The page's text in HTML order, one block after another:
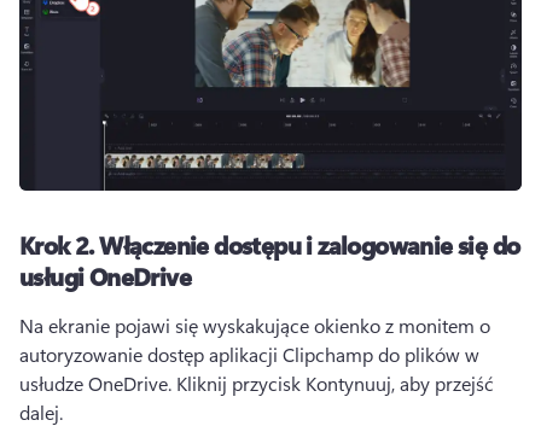
Krok 2.Włączenie dostępu i zalogowanie się do
usługi OneDrive
Na ekranie pojawi się wyskakujące okienko z monitem o
autoryzowanie dostęp aplikacji Clipchamp do plików w
usłudze OneDrive. Kliknij przycisk Kontynuuj, aby przejść
dalej.